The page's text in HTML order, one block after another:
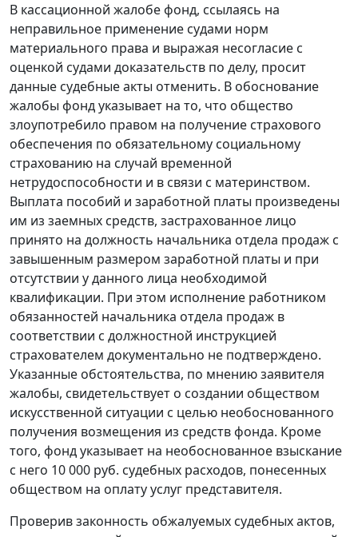
В кассационной жалобе фонд, ссылаясь на
неправильное применение судами норм
материального права и выражая несогласие с
оценкой судами доказательств по делу, просит
данные судебные акты отменить. В обоснование
жалобы фонд указывает на то, что общество
злоупотребило правом на получение страхового
обеспечения по обязательному социальному
страхованию на случай временной
нетрудоспособности и в связи с материнством.
Выплата пособий и заработной платы произведены
им из заемных средств, застрахованное лицо
принято на должность начальника отдела продаж с
завышенным размером заработной платы и при
отсутствии у данного лица необходимой
квалификации. При этом исполнение работником
обязанностей начальника отдела продаж в
соответствии с должностной инструкцией
страхователем документально не подтверждено.
Указанные обстоятельства, по мнению заявителя
жалобы, свидетельствует о создании обществом
искусственной ситуации с целью необоснованного
получения возмещения из средств фонда. Кроме
того, фонд указывает на необоснованное взыскание
с него 10 000 руб. судебных расходов, понесенных
обществом на оплату услуг представителя.
Проверив законность обжалуемых судебных актов,